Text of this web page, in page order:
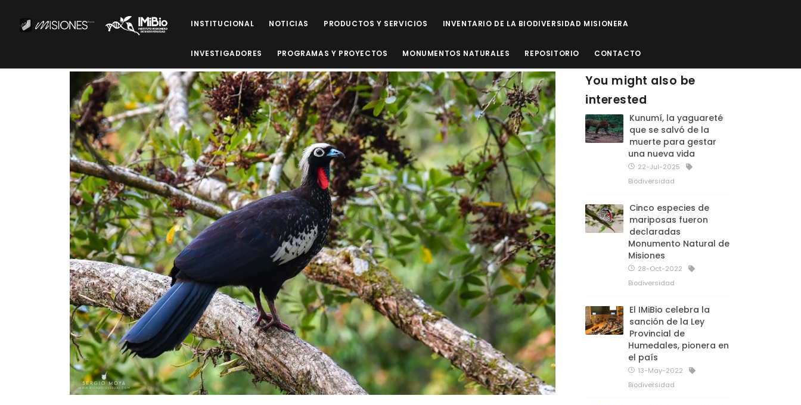
INSTITUCIONAL NOTICIAS PRODUCTOS Y SERVICIOS INVENTARIO DE LA BIODIVERSIDAD MISIONERA
INVESTIGADORES PROGRAMAS Y PROYECTOS MONUMENTOS NATURALES REPOSITORIO CONTACTO
You might also be
interested
Kunumí, la yaguareté
que se salvó de la
muerte para gestar
una nueva vida
22-Jul-2025
Biodiversidad
Cinco especies de
mariposas fueron
declaradas
Monumento Natural de
Misiones
28-Oct-2022
Biodiversidad
El IMiBio celebra la
sanción de la Ley
Provincial de
Humedales, pionera en
el país
13-May-2022
Biodiversidad